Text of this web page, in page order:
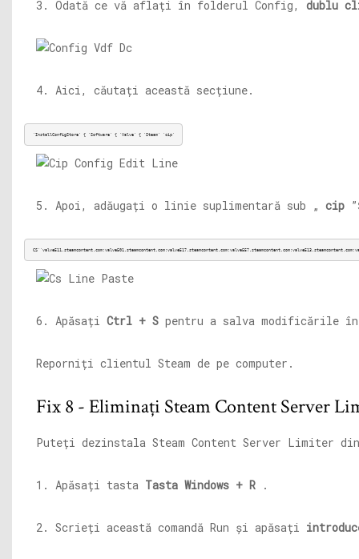
3. Odată ce vă aflați în folderul Config, dublu
4. Aici, căutați această secțiune.
'InstallConfigStore' { 'Software' { 'Valve' { 'Steam' 'cip'
5. Apoi, adăugați o linie suplimentară sub „ cip
CS''valve511.
6. Apăsați Ctrl + S pentru a salva modificările
Reporniți clientul Steam de pe computer.
Fix 8 - Eliminați Steam Content Server
Puteți dezinstala Steam Content Server Limiter
1. Apăsați tasta Tasta Windows + R .
2. Scrieți această comandă Run și apăsați